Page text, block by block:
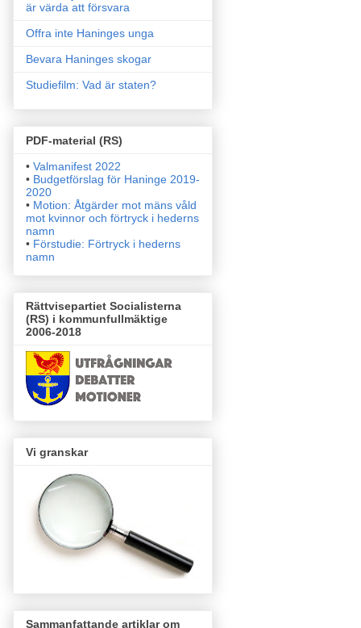
är värda att försvara
Offra inte Haninges unga
Bevara Haninges skogar
Studiefilm: Vad är staten?
PDF-material (RS)
• Valmanifest 2022
• Budgetförslag för Haninge 2019-
2020
• Motion: Åtgärder mot mäns våld
mot kvinnor och förtryck i hederns
namn
• Förstudie: Förtryck i hederns
namn
Rättvisepartiet Socialisterna
(RS) i kommunfullmäktige
2006-2018
Vi granskar
Sammanfattande artiklar om